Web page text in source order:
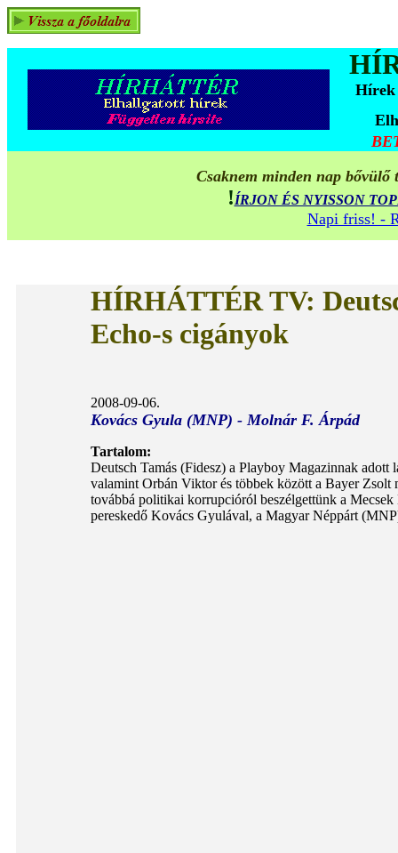
Hírek
Csaknem minden nap
!ÍRJON ÉS NYISSON
Napi friss! -
HÍRHÁTTÉR TV:
Echo-s cigányok
2008-09-06.
Kovács Gyula (MNP) - Molnár F. Árpád
Tartalom:
Deutsch Tamás (Fidesz) a Playboy Magazinnak adott
valamint Orbán Viktor és többek között a Bayer Zsolt
továbbá politikai korrupcióról beszélgettünk a
pereskedő Kovács Gyulával, a Magyar Néppárt